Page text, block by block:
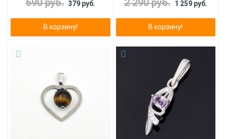
379 руб.
В корзину!
1 259 руб.
В корзину!